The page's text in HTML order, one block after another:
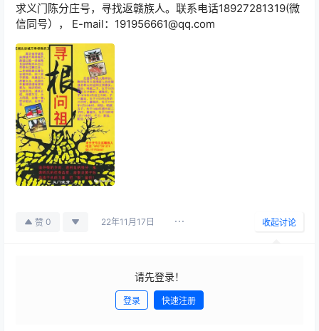
求义门陈分庄号，寻找返赣族人。联系电话18927281319(微
信同号）， E-mail：191956661@qq.com
赞 0 22年11月17日 收起讨论
请先登录！
登录 快速注册